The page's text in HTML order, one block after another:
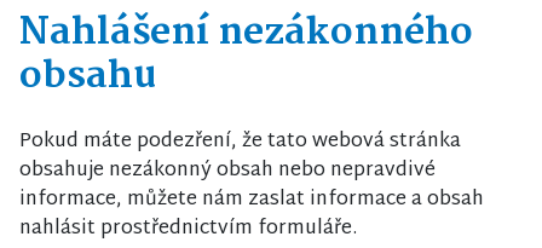
Nahlášení nezákonného
obsahu
Pokud máte podezření, že tato webová stránka
obsahuje nezákonný obsah nebo nepravdivé
informace, můžete nám zaslat informace a obsah
nahlásit prostřednictvím formuláře.